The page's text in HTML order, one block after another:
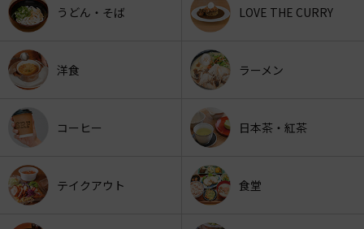
うどん・そば LOVE THE CURRY
洋食 ラーメン
コーヒー 日本茶・紅茶
テイクアウト 食堂